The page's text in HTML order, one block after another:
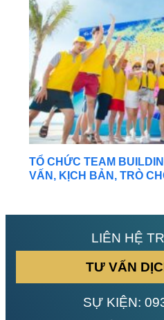
TỔ CHỨC TEAM
VẤN, KỊCH BẢN, TRÒ
LIÊN HỆ
TƯ VẤN
SỰ KIỆN: